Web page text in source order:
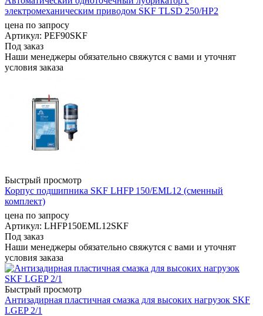
электромеханическим приводом SKF TLSD 250/HP2
цена по запросу
Артикул: PEF90SKF
Под заказ
Наши менеджеры обязательно свяжутся с вами и уточнят
условия заказа
Быстрый просмотр
Корпус подшипника SKF LHFP 150/EML12 (сменный
комплект)
цена по запросу
Артикул: LHFP150EML12SKF
Под заказ
Наши менеджеры обязательно свяжутся с вами и уточнят
условия заказа
Быстрый просмотр
Антизадирная пластичная смазка для высоких нагрузок SKF
LGEP 2/1